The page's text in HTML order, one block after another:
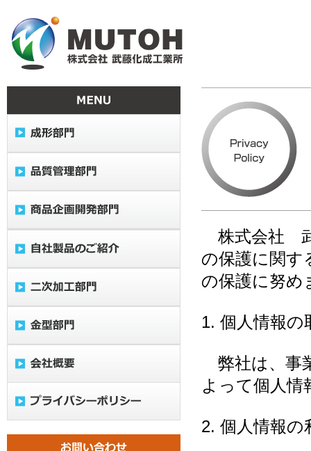
株式会社 武
の保護に関す
の保護に努め
1. 個人情報の
弊社は、事
よって個人情
2. 個人情報の